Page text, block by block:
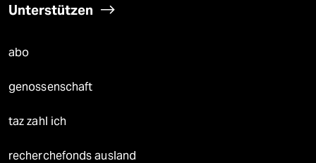
Unterstützen
abo
genossenschaft
taz zahl ich
recherchefonds ausland